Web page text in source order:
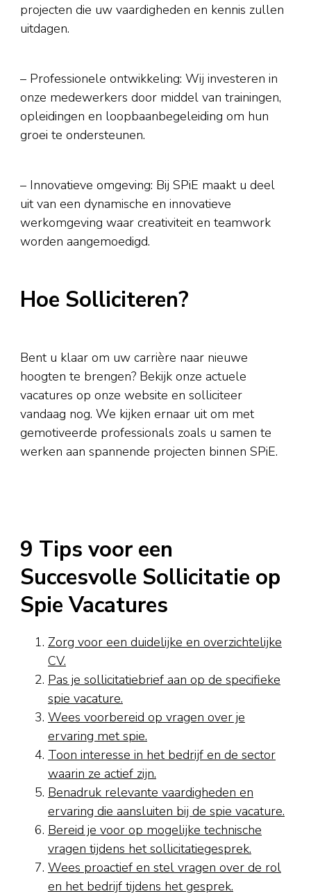
projecten die uw vaardigheden en kennis zullen
uitdagen.
– Professionele ontwikkeling: Wij investeren in
onze medewerkers door middel van trainingen,
opleidingen en loopbaanbegeleiding om hun
groei te ondersteunen.
– Innovatieve omgeving: Bij SPiE maakt u deel
uit van een dynamische en innovatieve
werkomgeving waar creativiteit en teamwork
worden aangemoedigd.
Hoe Solliciteren?
Bent u klaar om uw carrière naar nieuwe
hoogten te brengen? Bekijk onze actuele
vacatures op onze website en solliciteer
vandaag nog. We kijken ernaar uit om met
gemotiveerde professionals zoals u samen te
werken aan spannende projecten binnen SPiE.
9 Tips voor een
Succesvolle Sollicitatie op
Spie Vacatures
Zorg voor een duidelijke en overzichtelijke
CV.
Pas je sollicitatiebrief aan op de specifieke
spie vacature.
Wees voorbereid op vragen over je
ervaring met spie.
Toon interesse in het bedrijf en de sector
waarin ze actief zijn.
Benadruk relevante vaardigheden en
ervaring die aansluiten bij de spie vacature.
Bereid je voor op mogelijke technische
vragen tijdens het sollicitatiegesprek.
Wees proactief en stel vragen over de rol
en het bedrijf tijdens het gesprek.